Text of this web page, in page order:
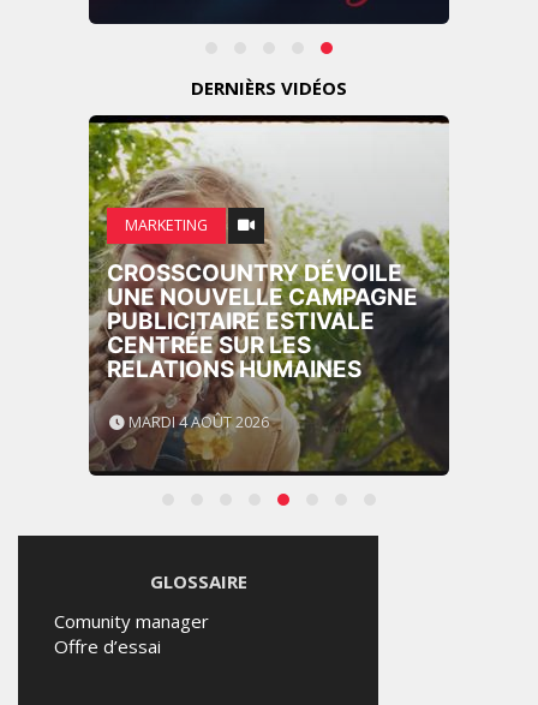
DERNIÈRS VIDÉOS
MARKETING
CROSSCOUNTRY DÉVOILE
UNE NOUVELLE CAMPAGNE
PUBLICITAIRE ESTIVALE
CENTRÉE SUR LES
RELATIONS HUMAINES
MARDI 4 AOÛT 2026
GLOSSAIRE
Comunity manager
Offre d’essai